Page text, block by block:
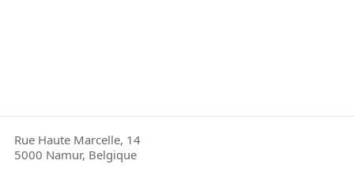
Rue Haute Marcelle, 14
5000 Namur, Belgique